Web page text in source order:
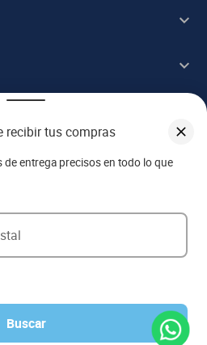
recibir tus compras
entrega precisos en todo lo que
Buscar
diferir de las promociones publicadas en tienda. El
por las configuraciones y diferencia de navegadores
2023 Grupo Italika